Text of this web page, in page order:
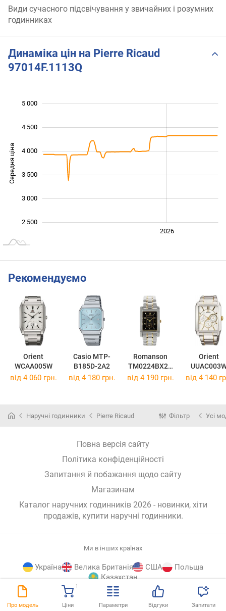
Про модель Ціни
1
Параметри Відгуки Запитати
Види сучасного підсвічування у звичайних і розумних
годинниках
Динаміка цін на Pierre Ricaud
97014F.1113Q
Середня ціна
2 500
3 000
3 500
4 000
4 500
5 000
2026
Рекомендуємо
Orient
WCAA005W
Casio MTP-
B185D-2A2
Romanson
TM0224BX2T
BK
Orient
від 4 060 грн. від 4 180 грн. від 4 190 грн. від 4 140
Наручні годинники Pierre Ricaud Фільтр Усі
Повна версія сайту
Політика конфіденційності
Запитання й побажання щодо сайту
Магазинам
Каталог наручних годинників 2026 - новинки, хіти
продажів, купити наручні годинники.
Ми в інших країнах
Україна Велика Британія США
Польща
Казахстан
© E-Katalog, 2026 ВГОРУ